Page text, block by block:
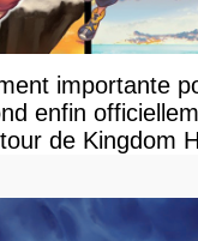
importante
enfin
de Kingdom